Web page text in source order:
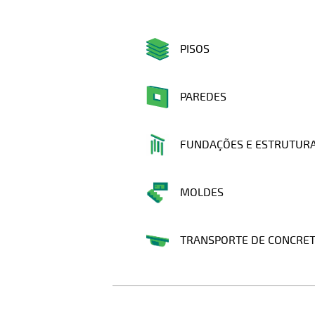
PISOS
PAREDES
FUNDAÇÕES E
MOLDES
TRANSPORTE DE